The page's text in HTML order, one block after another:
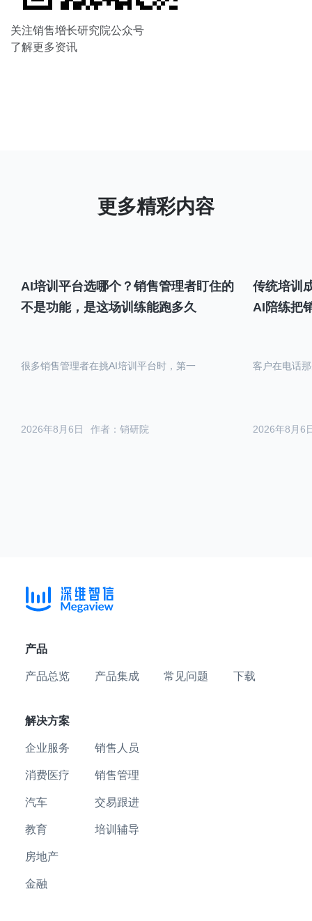
关注销售增长研究院公众号
了解更多资讯
AI培训平台选哪个？销售管理者盯住的
不是功能，是这场训练能跑多久
作者：销研院
2026年8月6日
很多销售管理者在挑AI培训平台时，第一
传统培训
AI陪练把
2026年8月6
客户在电话
产品
产品总览 产品集成 常见问题 下载
解决方案
企业服务
消费医疗
汽车
教育
房地产
金融
销售人员
销售管理
交易跟进
培训辅导